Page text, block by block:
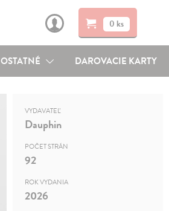
0 ks
OSTATNÉ DAROVACIE KARTY
VYDAVATEĽ
Dauphin
POČET STRÁN
92
ROK VYDANIA
2026